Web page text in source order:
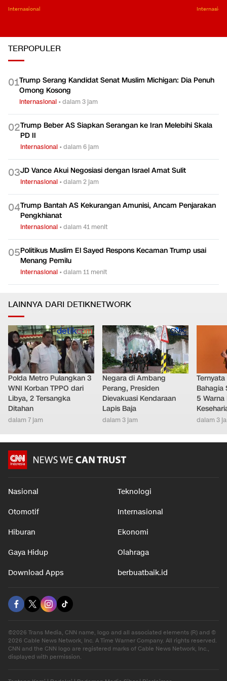
Internasional
TERPOPULER
01Trump Serang Kandidat Senat Muslim Michigan: Dia Penuh
Omong Kosong
Internasional •dalam 3 jam
02Trump Beber AS Siapkan Serangan ke Iran Melebihi Skala
PD II
Internasional •dalam 6 jam
03JD Vance Akui Negosiasi dengan Israel Amat Sulit
Internasional •dalam 2 jam
04Trump Bantah AS Kekurangan Amunisi, Ancam Penjarakan
Pengkhianat
Internasional •dalam 41 menit
05Politikus Muslim El Sayed Respons Kecaman Trump usai
Menang Pemilu
Internasional •dalam 11 menit
LAINNYA DARI DETIKNETWORK
Polda Metro Pulangkan 3
WNI Korban TPPO dari
Libya, 2 Tersangka
Ditahan
dalam 7 jam
Negara di Ambang
Perang, Presiden
Dievakuasi Kendaraan
Lapis Baja
dalam 3 jam
Bahagia
5
dalam 3
Nasional Teknologi
Otomotif Internasional
Hiburan Ekonomi
Gaya Hidup Olahraga
Download Apps berbuatbaik.id
©2026 Trans Media, CNN name, logo and all associated elements (R) and ©
2026 Cable News Network, Inc. A Time Warner Company. All rights reserved.
CNN and the CNN logo are registered marks of Cable News Network, Inc.,
displayed with permission.